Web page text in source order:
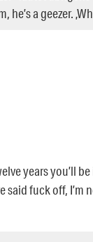
a geezer.
years you’ll
fuck off, I’m